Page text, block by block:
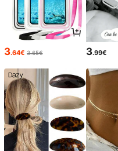
3.64€ 3.65€ 3.99€